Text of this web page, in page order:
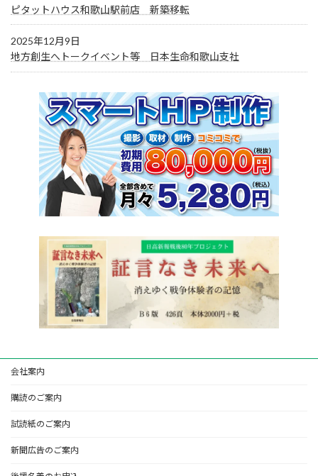
ピタットハウス和歌山駅前店 新築移転
2025年12月9日
地方創生へトークイベント等 日本生命和歌山支社
会社案内
購読のご案内
試読紙のご案内
新聞広告のご案内